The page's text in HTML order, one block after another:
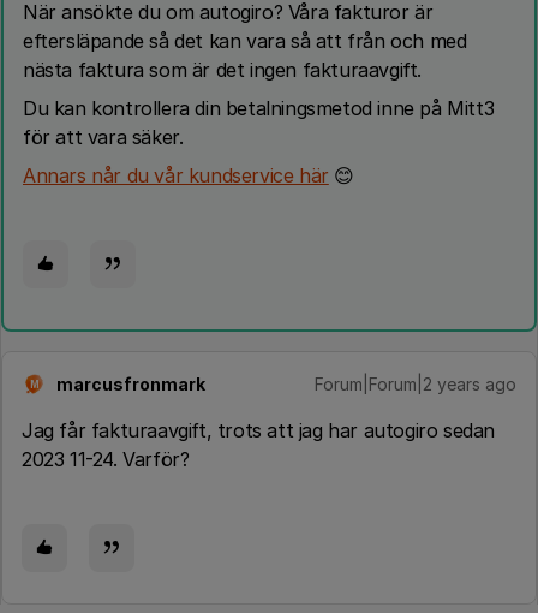
När ansökte du om autogiro? Våra fakturor är
eftersläpande så det kan vara så att från och med
nästa faktura som är det ingen fakturaavgift.
Du kan kontrollera din betalningsmetod inne på Mitt3
för att vara säker.
Annars når du vår kundservice här 😊
M marcusfronmark Forum|Forum|2 years ago
Jag får fakturaavgift, trots att jag har autogiro sedan
2023 11-24. Varför?